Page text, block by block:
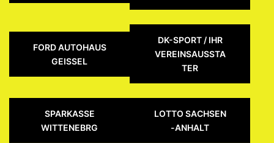
FORD AUTOHAUS
GEISSEL
DK-SPORT / IHR
VEREINSAUSSTA
TER
SPARKASSE
WITTENEBRG
LOTTO SACHSEN
-ANHALT